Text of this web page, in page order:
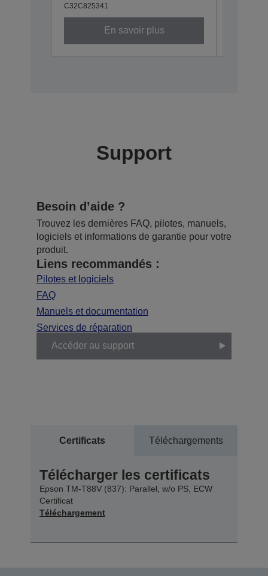
C32C825341
En savoir plus
Support
Besoin d’aide ?
Trouvez les dernières FAQ, pilotes, manuels,
logiciels et informations de garantie pour votre
produit.
Liens recommandés :
Pilotes et logiciels
FAQ
Manuels et documentation
Services de réparation
Accéder au support
Certificats Téléchargements
Télécharger les certificats
Epson TM-T88V (837): Parallel, w/o PS, ECW
Certificat
Téléchargement